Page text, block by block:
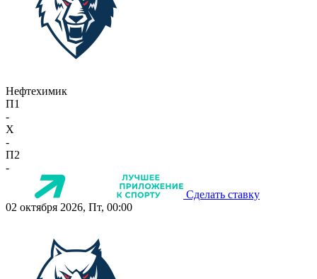
Нефтехимик
П1
-
X
-
П2
-
Сделать ставку
02 октября 2026, Пт, 00:00